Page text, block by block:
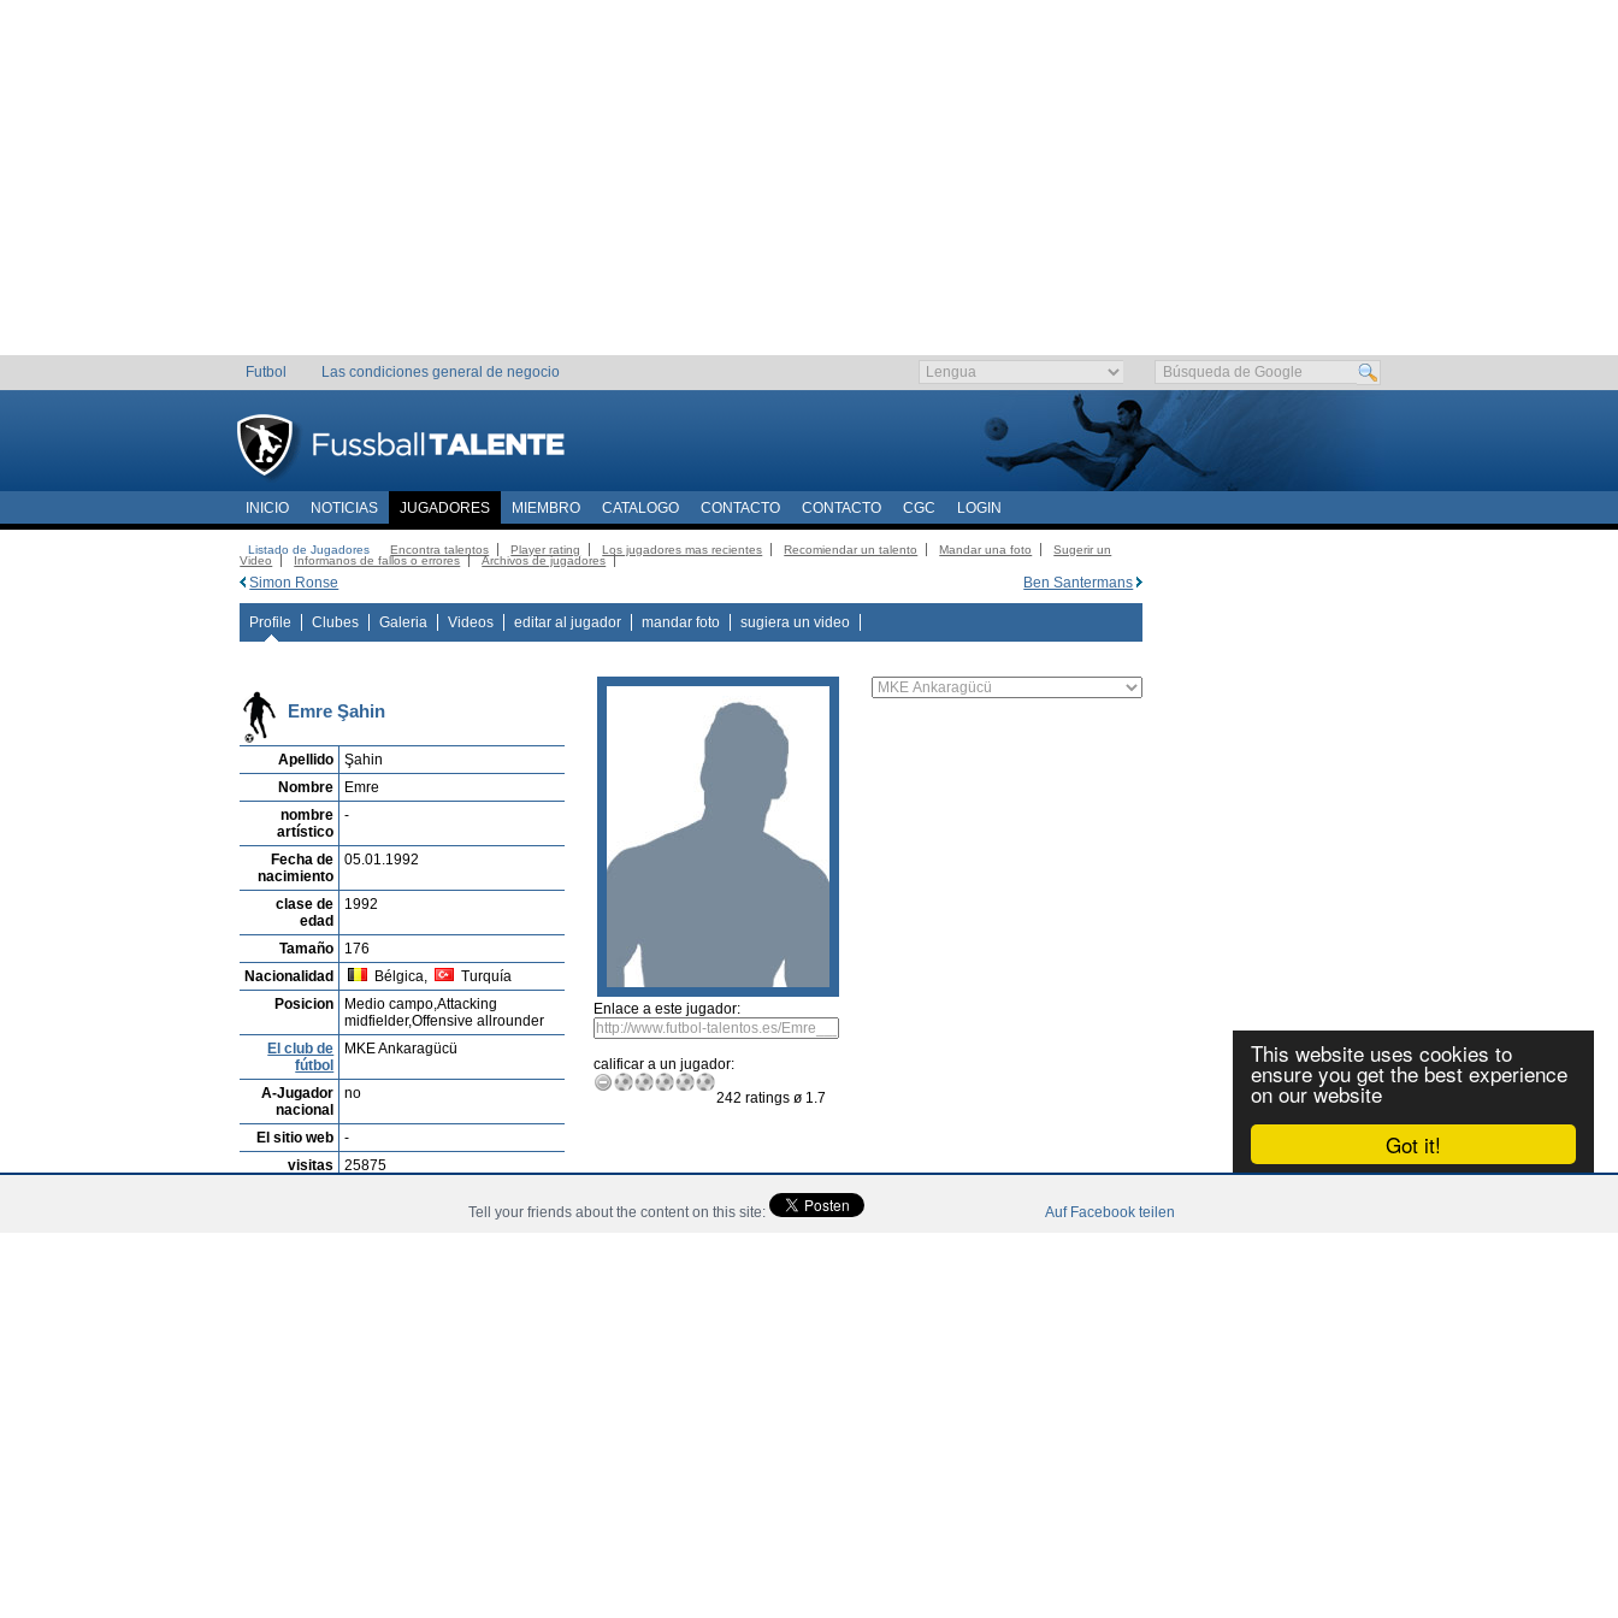
Got it!
This website uses cookies to
ensure you get the best experience
on our website
Futbol Las condiciones general de negocio
INICIO NOTICIAS JUGADORES MIEMBRO CATALOGO CONTACTO CONTACTO CGC LOGIN
Listado de Jugadores Encontra talentos Player rating Los jugadores mas recientes Recomiendar un talento Mandar una foto
Sugerir un
Video
Informanos de fallos o errores Archivos de jugadores
Ben Santermans
Simon Ronse
Profile Clubes Galeria Videos editar al jugador mandar foto sugiera un video
Emre Şahin
Apellido
Şahin
Nombre
Emre
nombre
artístico
-
Fecha de
nacimiento
05.01.1992
clase de
edad
1992
Tamaño
176
Nacionalidad
Bélgica,
Turquía
Posicion
Medio campo,Attacking
midfielder,Offensive allrounder
El club de
fútbol
MKE Ankaragücü
A-Jugador
nacional
no
El sitio web
-
visitas
25875
Enlace a este jugador:
calificar a un jugador:
242 ratings ø 1.7
Tell your friends about the content on this site: Auf Facebook teilen